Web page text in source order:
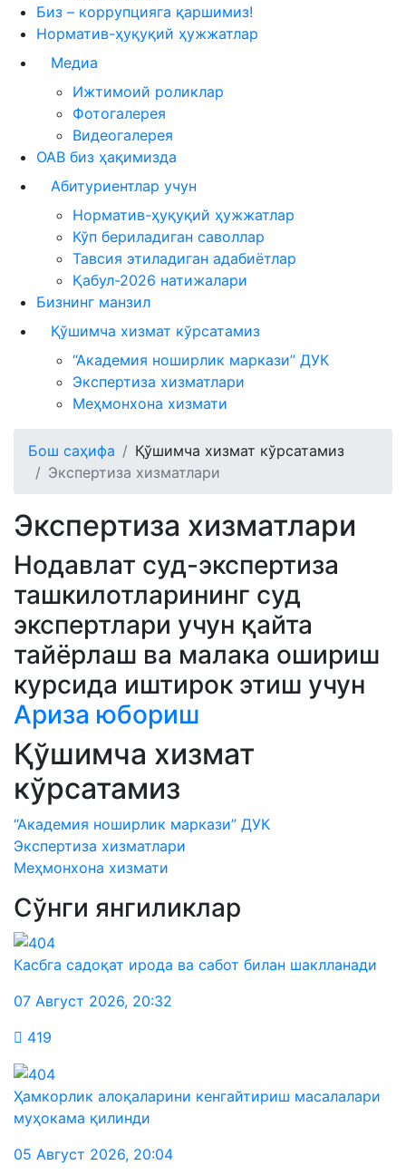
Биз – коррупцияга қаршимиз!
Норматив-ҳуқуқий ҳужжатлар
Медиа
Ижтимоий роликлар
Фотогалерея
Видеогалерея
ОАВ биз ҳақимизда
Абитуриентлар учун
Норматив-ҳуқуқий ҳужжатлар
Кўп бериладиган саволлар
Тавсия этиладиган адабиётлар
Қабул-2026 натижалари
Бизнинг манзил
Қўшимча хизмат кўрсатамиз
“Академия ноширлик маркази” ДУК
Экспертиза хизматлари
Меҳмонхона хизмати
Бош саҳифа
Қўшимча хизмат кўрсатамиз
Экспертиза хизматлари
Экспертиза хизматлари
Нодавлат суд-экспертиза
ташкилотларининг суд
экспертлари учун қайта
тайёрлаш ва малака ошириш
курсида иштирок этиш учун
Ариза юбориш
Қўшимча хизмат
кўрсатамиз
“Академия ноширлик маркази” ДУК
Экспертиза хизматлари
Меҳмонхона хизмати
Сўнги янгиликлар
Касбга садоқат ирода ва сабот билан шаклланади
07 Август 2026, 20:32
419
Ҳамкорлик алоқаларини кенгайтириш масалалари
муҳокама қилинди
05 Август 2026, 20:04